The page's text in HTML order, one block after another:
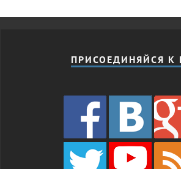
ПРИСОЕДИНЯЙСЯ К